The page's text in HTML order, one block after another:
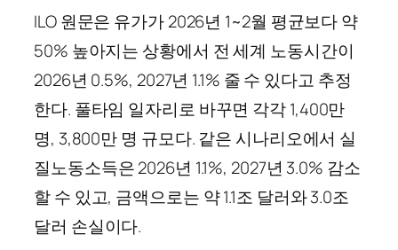
ILO 원문은 유가가 2026년 1~2월 평균보다 약
50% 높아지는 상황에서 전 세계 노동시간이
2026년 0.5%, 2027년 1.1% 줄 수 있다고 추정
한다. 풀타임 일자리로 바꾸면 각각 1,400만
명, 3,800만 명 규모다. 같은 시나리오에서 실
질노동소득은 2026년 1.1%, 2027년 3.0% 감소
할 수 있고, 금액으로는 약 1.1조 달러와 3.0조
달러 손실이다.